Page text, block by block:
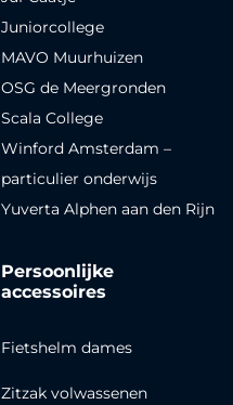
Juniorcollege
MAVO Muurhuizen
OSG de Meergronden
Scala College
Winford Amsterdam –
particulier onderwijs
Yuverta Alphen aan den Rijn
Persoonlijke
accessoires
Fietshelm dames
Zitzak volwassenen